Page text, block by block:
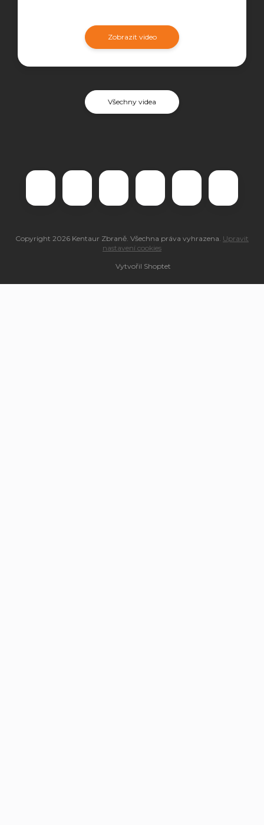
Zobrazit video
Všechny videa
Vytvořil Shoptet
Copyright 2026 Kentaur Zbraně . Všechna práva vyhrazena. Upravit
nastavení cookies